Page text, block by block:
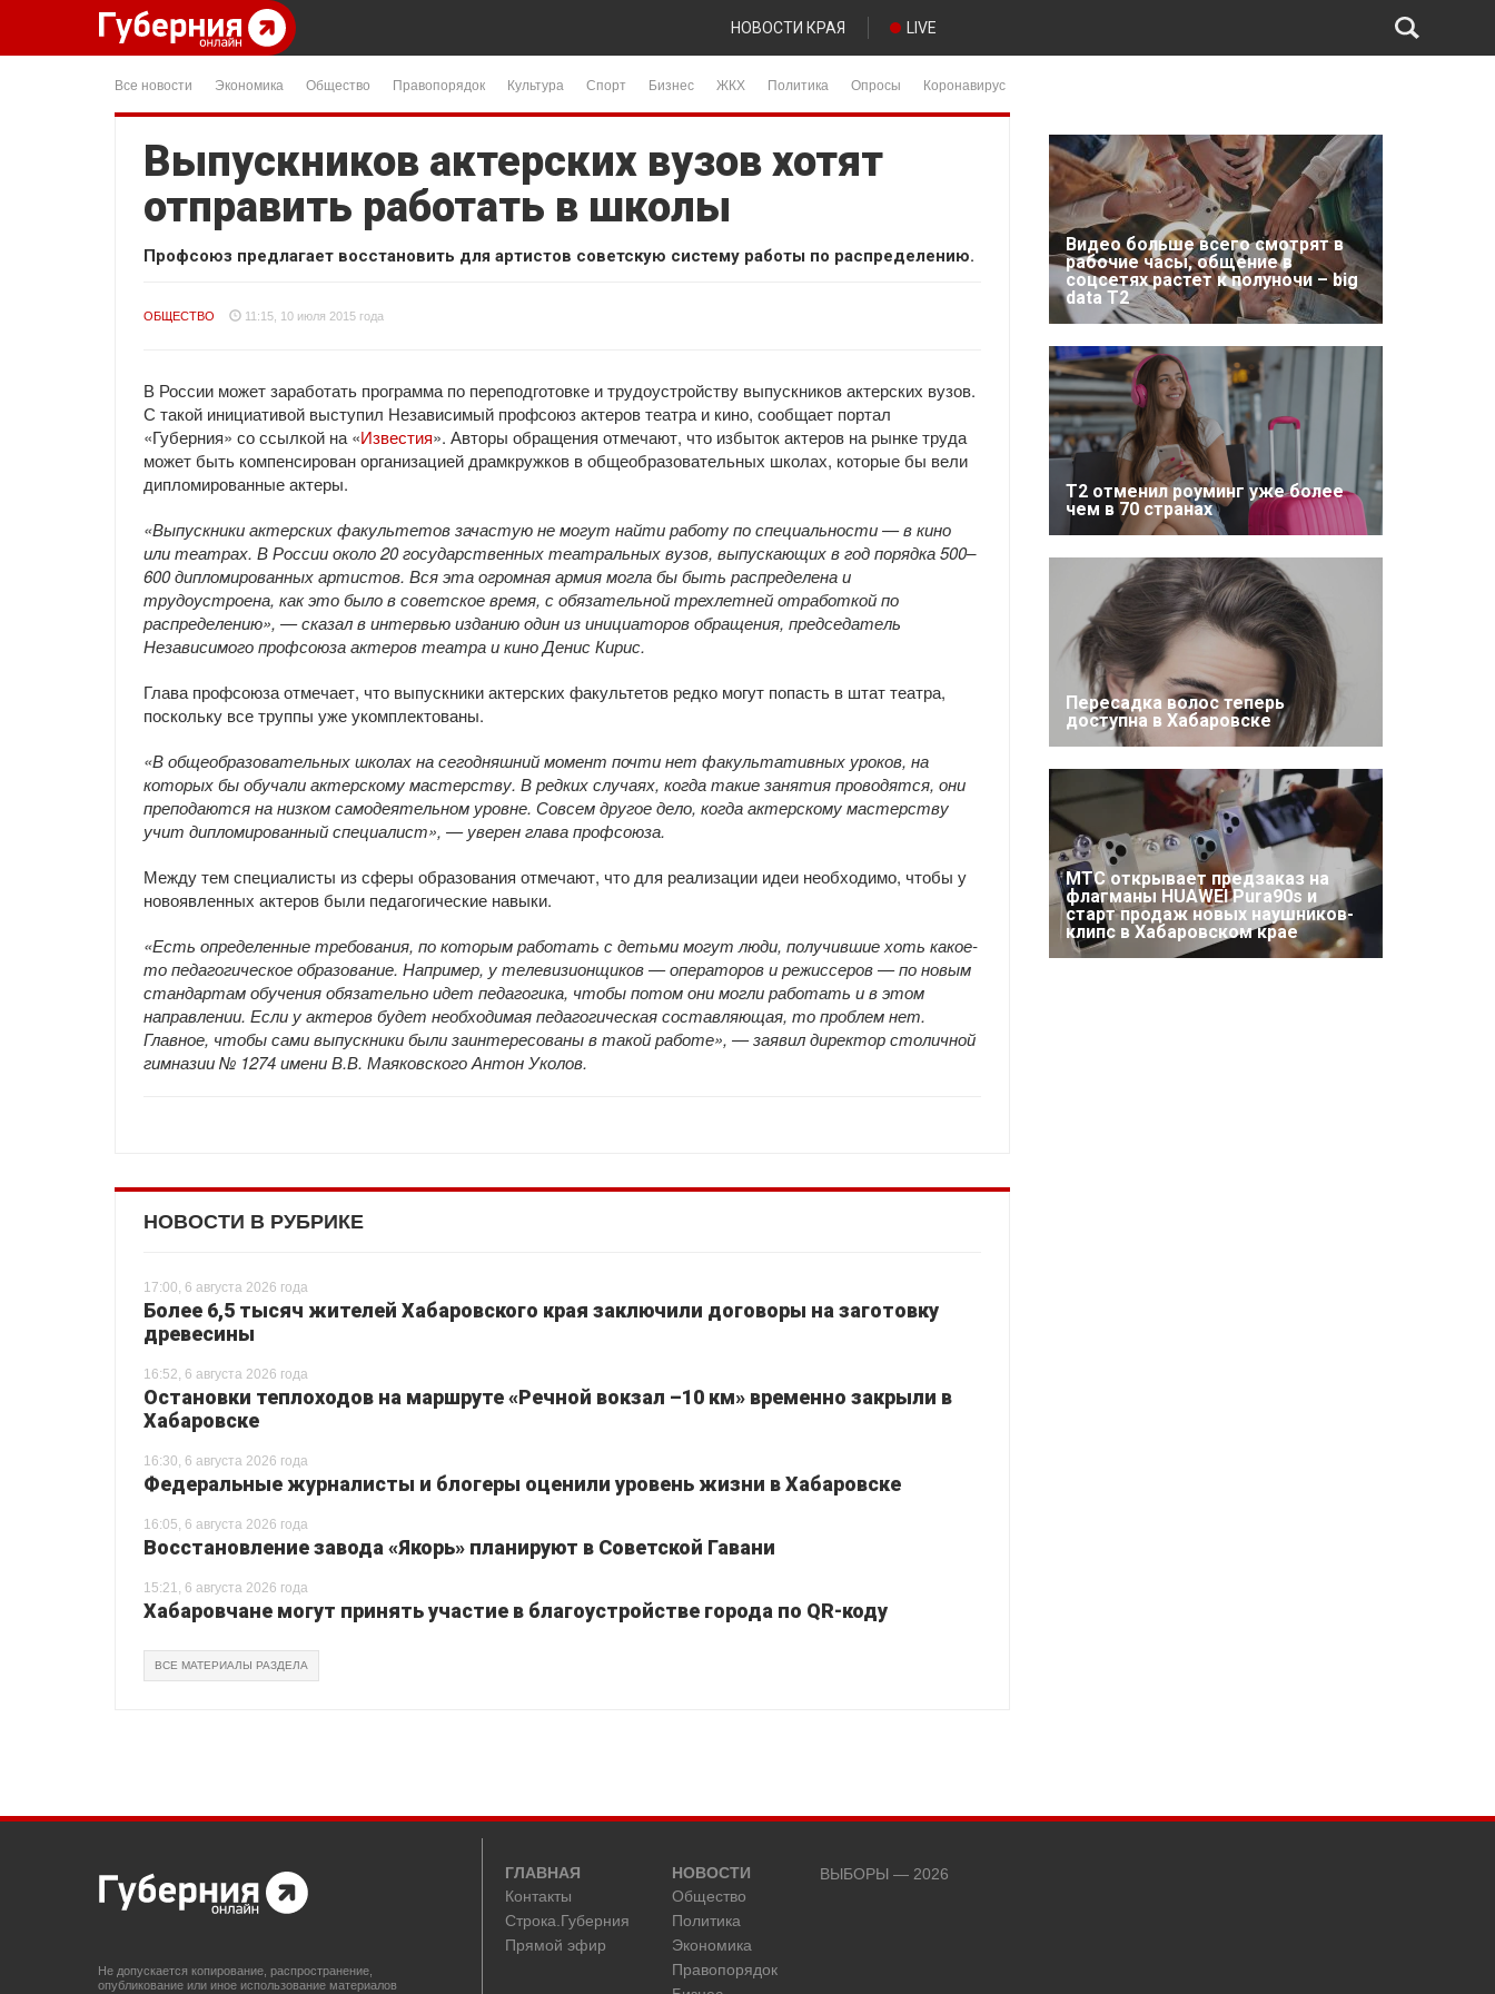
НОВОСТИ КРАЯ LIVE
Все новости Экономика Общество Правопорядок Культура Спорт Бизнес ЖКХ Политика Опросы Коронавирус
Выпускников актерских вузов хотят
отправить работать в школы
Профсоюз предлагает восстановить для артистов советскую систему работы по распределению.
ОБЩЕСТВО 11:15, 10 июля 2015 года
В России может заработать программа по переподготовке и трудоустройству выпускников актерских вузов.
С такой инициативой выступил Независимый профсоюз актеров театра и кино, сообщает портал
«Губерния» со ссылкой на «Известия». Авторы обращения отмечают, что избыток актеров на рынке труда
может быть компенсирован организацией драмкружков в общеобразовательных школах, которые бы вели
дипломированные актеры.
«Выпускники актерских факультетов зачастую не могут найти работу по специальности — в кино
или театрах. В России около 20 государственных театральных вузов, выпускающих в год порядка 500–
600 дипломированных артистов. Вся эта огромная армия могла бы быть распределена и
трудоустроена, как это было в советское время, с обязательной трехлетней отработкой по
распределению», — сказал в интервью изданию один из инициаторов обращения, председатель
Независимого профсоюза актеров театра и кино Денис Кирис.
Глава профсоюза отмечает, что выпускники актерских факультетов редко могут попасть в штат театра,
поскольку все труппы уже укомплектованы.
«В общеобразовательных школах на сегодняшний момент почти нет факультативных уроков, на
которых бы обучали актерскому мастерству. В редких случаях, когда такие занятия проводятся, они
преподаются на низком самодеятельном уровне. Совсем другое дело, когда актерскому мастерству
учит дипломированный специалист», — уверен глава профсоюза.
Между тем специалисты из сферы образования отмечают, что для реализации идеи необходимо, чтобы у
новоявленных актеров были педагогические навыки.
«Есть определенные требования, по которым работать с детьми могут люди, получившие хоть какое-
то педагогическое образование. Например, у телевизионщиков — операторов и режиссеров — по новым
стандартам обучения обязательно идет педагогика, чтобы потом они могли работать и в этом
направлении. Если у актеров будет необходимая педагогическая составляющая, то проблем нет.
Главное, чтобы сами выпускники были заинтересованы в такой работе», — заявил директор столичной
гимназии № 1274 имени В.В. Маяковского Антон Уколов.
НОВОСТИ В РУБРИКЕ
17:00, 6 августа 2026 года
Более 6,5 тысяч жителей Хабаровского края заключили договоры на заготовку
древесины
16:52, 6 августа 2026 года
Остановки теплоходов на маршруте «Речной вокзал –10 км» временно закрыли в
Хабаровске
16:30, 6 августа 2026 года
Федеральные журналисты и блогеры оценили уровень жизни в Хабаровске
16:05, 6 августа 2026 года
Восстановление завода «Якорь» планируют в Советской Гавани
15:21, 6 августа 2026 года
Хабаровчане могут принять участие в благоустройстве города по QR-коду
ВСЕ МАТЕРИАЛЫ РАЗДЕЛА
Видео больше всего смотрят в
рабочие часы, общение в
соцсетях растет к полуночи – big
data T2
Т2 отменил роуминг уже более
чем в 70 странах
Пересадка волос теперь
доступна в Хабаровске
МТС открывает предзаказ на
флагманы HUAWEI Pura90s и
старт продаж новых наушников-
клипс в Хабаровском крае
Не допускается копирование, распространение,
опубликование или иное использование материалов
ГЛАВНАЯ
Контакты
Строка.Губерния
Прямой эфир
НОВОСТИ
Общество
Политика
Экономика
Правопорядок
ВЫБОРЫ — 2026